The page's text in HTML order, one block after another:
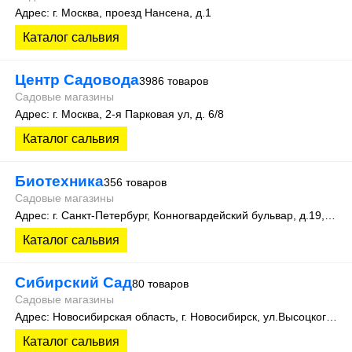
Адрес: г. Москва, проезд Нансена, д.1
Каталог сальвия
Центр Садовода3986 товаров
Садовые магазины
Адрес: г. Москва, 2-я Парковая ул, д. 6/8
Каталог сальвия
Биотехника356 товаров
Садовые магазины
Каталог сальвия
Сибирский Сад80 товаров
Садовые магазины
Каталог сальвия